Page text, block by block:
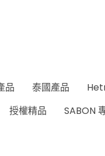
品 泰國產品
授權精品
SABON